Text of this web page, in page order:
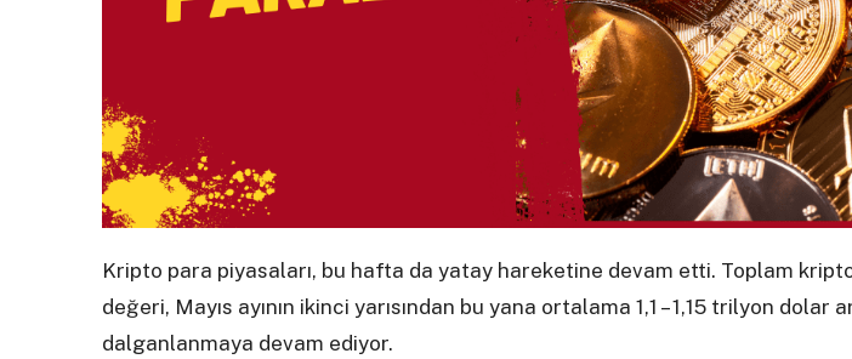
Kripto para piyasaları, bu hafta da yatay hareketine devam etti. Toplam
değeri, Mayıs ayının ikinci yarısından bu yana ortalama 1,1 – 1,15 trilyon dolar
dalganlanmaya devam ediyor.